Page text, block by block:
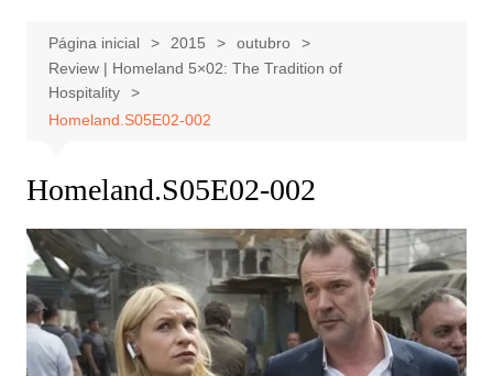
Página inicial 2015
outubro
Review | Homeland 5×02: The Tradition of
Hospitality
Homeland.S05E02-002
Homeland.S05E02-002